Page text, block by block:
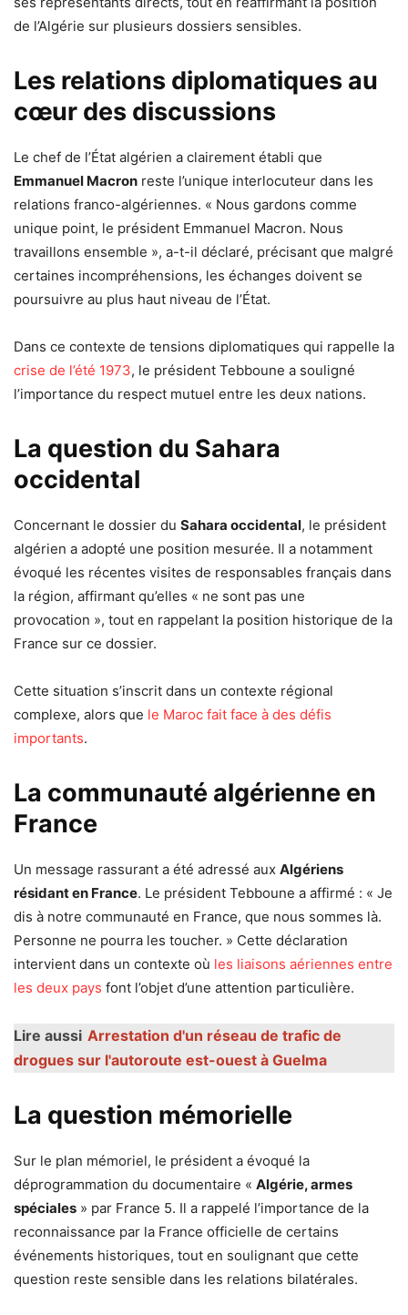
de l’Algérie sur plusieurs dossiers sensibles.
Les relations diplomatiques au
cœur des discussions
Le chef de l’État algérien a clairement établi que
Emmanuel Macron reste l’unique interlocuteur dans les
relations franco-algériennes. « Nous gardons comme
unique point, le président Emmanuel Macron. Nous
travaillons ensemble », a-t-il déclaré, précisant que malgré
certaines incompréhensions, les échanges doivent se
poursuivre au plus haut niveau de l’État.
Dans ce contexte de tensions diplomatiques qui rappelle la
crise de l’été 1973, le président Tebboune a souligné
l’importance du respect mutuel entre les deux nations.
La question du Sahara
occidental
Concernant le dossier du Sahara occidental, le président
algérien a adopté une position mesurée. Il a notamment
évoqué les récentes visites de responsables français dans
la région, affirmant qu’elles « ne sont pas une
provocation », tout en rappelant la position historique de la
France sur ce dossier.
Cette situation s’inscrit dans un contexte régional
complexe, alors que le Maroc fait face à des défis
importants.
La communauté algérienne en
France
Un message rassurant a été adressé aux Algériens
résidant en France. Le président Tebboune a affirmé : « Je
dis à notre communauté en France, que nous sommes là.
Personne ne pourra les toucher. » Cette déclaration
intervient dans un contexte où les liaisons aériennes entre
les deux pays font l’objet d’une attention particulière.
Lire aussi Arrestation d'un réseau de trafic de
drogues sur l'autoroute est-ouest à Guelma
La question mémorielle
Sur le plan mémoriel, le président a évoqué la
déprogrammation du documentaire « Algérie, armes
spéciales » par France 5. Il a rappelé l’importance de la
reconnaissance par la France officielle de certains
événements historiques, tout en soulignant que cette
question reste sensible dans les relations bilatérales.